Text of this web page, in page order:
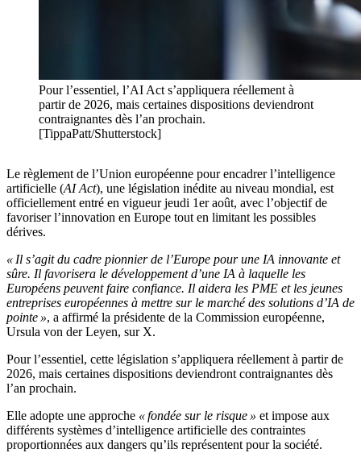
Pour l’essentiel, l’AI Act s’appliquera réellement à
partir de 2026, mais certaines dispositions deviendront
contraignantes dès l’an prochain.
[TippaPatt/Shutterstock]
Le règlement de l’Union européenne pour encadrer l’intelligence
artificielle (AI Act), une législation inédite au niveau mondial, est
officiellement entré en vigueur jeudi 1er août, avec l’objectif de
favoriser l’innovation en Europe tout en limitant les possibles
dérives.
« Il s’agit du cadre pionnier de l’Europe pour une IA innovante et
sûre. Il favorisera le développement d’une IA à laquelle les
Européens peuvent faire confiance. Il aidera les PME et les jeunes
entreprises européennes à mettre sur le marché des solutions d’IA de
pointe », a affirmé la présidente de la Commission européenne,
Ursula von der Leyen, sur X.
Pour l’essentiel, cette législation s’appliquera réellement à partir de
2026, mais certaines dispositions deviendront contraignantes dès
l’an prochain.
Elle adopte une approche « fondée sur le risque » et impose aux
différents systèmes d’intelligence artificielle des contraintes
proportionnées aux dangers qu’ils représentent pour la société.